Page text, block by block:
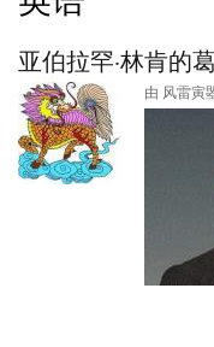
亚伯拉罕·林肯的
由 风雷寅